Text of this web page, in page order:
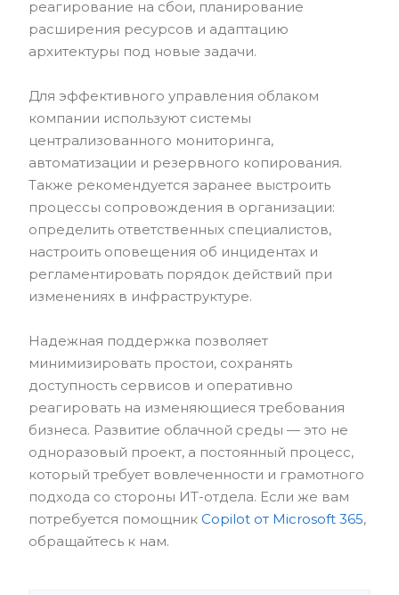
реагирование на сбои, планирование
расширения ресурсов и адаптацию
архитектуры под новые задачи.
Для эффективного управления облаком
компании используют системы
централизованного мониторинга,
автоматизации и резервного копирования.
Также рекомендуется заранее выстроить
процессы сопровождения в организации:
определить ответственных специалистов,
настроить оповещения об инцидентах и
регламентировать порядок действий при
изменениях в инфраструктуре.
Надежная поддержка позволяет
минимизировать простои, сохранять
доступность сервисов и оперативно
реагировать на изменяющиеся требования
бизнеса. Развитие облачной среды — это не
одноразовый проект, а постоянный процесс,
который требует вовлеченности и грамотного
подхода со стороны ИТ-отдела. Если же вам
потребуется помощник Copilot от Microsoft 365,
обращайтесь к нам.